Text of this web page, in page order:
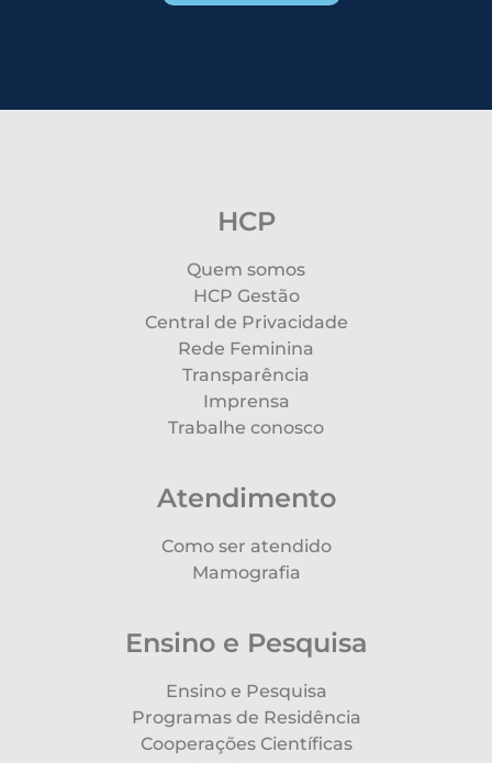
HCP
Quem somos
HCP Gestão
Central de Privacidade
Rede Feminina
Transparência
Imprensa
Trabalhe conosco
Atendimento
Como ser atendido
Mamografia
Ensino e Pesquisa
Ensino e Pesquisa
Programas de Residência
Cooperações Científicas